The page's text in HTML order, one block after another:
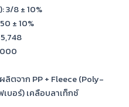
3/8 ± 10%
± 10%
ผลิตจาก PP + Fleece (Poly-
เบอร์) เคลือบลาเท็กซ์